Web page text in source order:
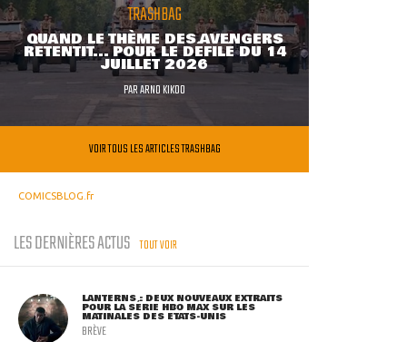
TRASHBAG
QUAND LE THÈME DES AVENGERS
RETENTIT... POUR LE DÉFILÉ DU 14
JUILLET 2026
PARARNO KIKOO
VOIR TOUS LES ARTICLES TRASHBAG
COMICSBLOG.fr
LES DERNIÈRES ACTUS TOUT VOIR
LANTERNS : DEUX NOUVEAUX EXTRAITS
POUR LA SÉRIE HBO MAX SUR LES
MATINALES DES ETATS-UNIS
BRÈVE